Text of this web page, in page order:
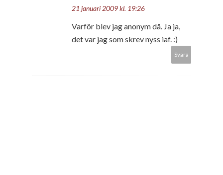
21 januari 2009 kl. 19:26
Varför blev jag anonym då. Ja ja,
det var jag som skrev nyss iaf. :)
Svara